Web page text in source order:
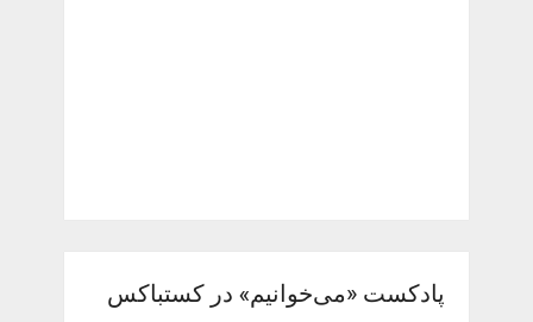
پادکست «می‌خوانیم» در کستباکس